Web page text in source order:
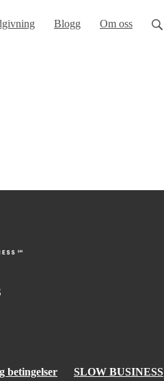
Blogg Om oss
betingelser SLOW BUSINESS